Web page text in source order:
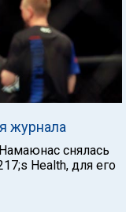
журнала
снялась
Health, для его